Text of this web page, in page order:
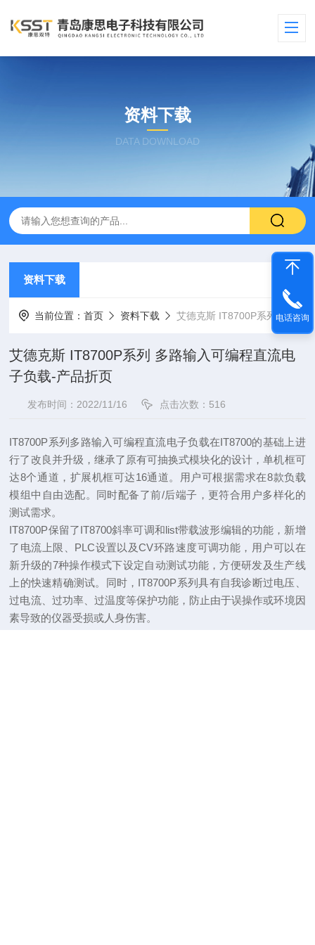
资料下载
DATA DOWNLOAD
资料下载
当前位置：首页 资料下载 艾德克斯 IT8700P系列 多路输入可编程直流电子负载-产品折页
艾德克斯 IT8700P系列 多路输入可编程直流电
子负载-产品折页
发布时间：2022/11/16 点击次数：516
IT8700P系列多路输入可编程直流电子负载在IT8700的基础上进
行了改良并升级，继承了原有可抽换式模块化的设计，单机框可
达8个通道，扩展机框可达16通道。用户可根据需求在8款负载
模组中自由选配。同时配备了前/后端子，更符合用户多样化的
测试需求。
IT8700P保留了IT8700斜率可调和list带载波形编辑的功能，新增
了电流上限、PLC设置以及CV环路速度可调功能，用户可以在
新升级的7种操作模式下设定自动测试功能，方便研发及生产线
上的快速精确测试。同时，IT8700P系列具有自我诊断过电压、
过电流、过功率、过温度等保护功能，防止由于误操作或环境因
素导致的仪器受损或人身伤害。
电话咨询